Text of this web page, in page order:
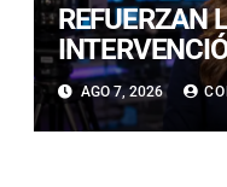
REFUERZAN
CON
CALDERA
AGO 7, 2026